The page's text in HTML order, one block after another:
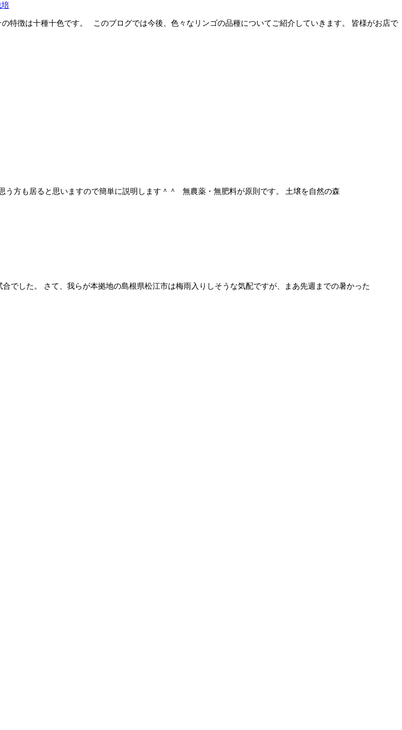
培
特徴は十種十色です。 このブログでは今後、色々なリンゴの品種についてご紹介していきます。 皆様がお店で
方も居ると思いますので簡単に説明します＾＾ 無農薬・無肥料が原則です。 土壌を自然の森
した。 さて、我らが本拠地の島根県松江市は梅雨入りしそうな気配ですが、まあ先週までの暑かった